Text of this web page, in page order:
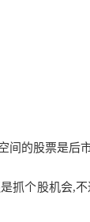
间的股票是后
抓个股机会,